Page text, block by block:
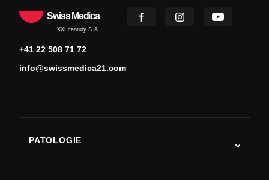
Swiss Medica
XXI century S.A.
+41 22 508 71 72
info@swissmedica21.com
PATOLOGIE